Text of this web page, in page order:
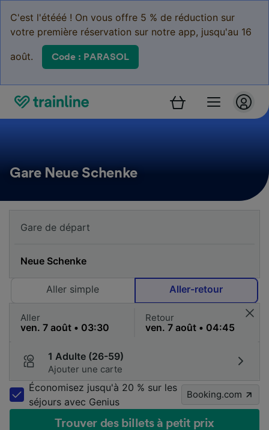
C'est l'étééé ! On vous offre 5 % de réduction sur
votre première réservation sur notre app, jusqu'au 16
août. Code : PARASOL
Gare Neue Schenke
Aller simple Aller-retour
Aller Retour
1 Adulte (26-59)
Ajouter une carte
Économisez jusqu'à 20 % sur les
séjours avec Genius
Booking.com
Trouver des billets à petit prix